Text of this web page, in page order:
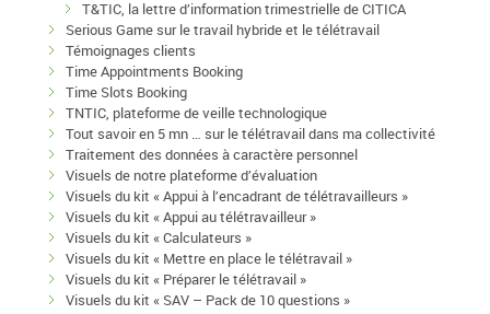
T&TIC, la lettre d’information trimestrielle de CITICA
Serious Game sur le travail hybride et le télétravail
Témoignages clients
Time Appointments Booking
Time Slots Booking
TNTIC, plateforme de veille technologique
Tout savoir en 5 mn … sur le télétravail dans ma collectivité
Traitement des données à caractère personnel
Visuels de notre plateforme d’évaluation
Visuels du kit « Appui à l’encadrant de télétravailleurs »
Visuels du kit « Appui au télétravailleur »
Visuels du kit « Calculateurs »
Visuels du kit « Mettre en place le télétravail »
Visuels du kit « Préparer le télétravail »
Visuels du kit « SAV – Pack de 10 questions »